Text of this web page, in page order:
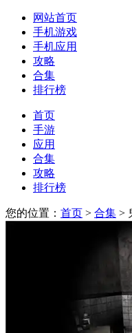
网站首页
手机游戏
手机应用
攻略
合集
排行榜
首页
手游
应用
合集
攻略
排行榜
您的位置： 首页 > 合集 >